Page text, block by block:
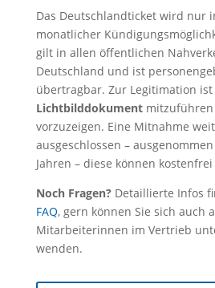
Das Deutschlandticket wird nur
monatlicher
gilt in allen öffentlichen
Deutschland und ist
übertragbar. Zur Legitimation ist
Lichtbilddokumentmitzuführen
vorzuzeigen. Eine Mitnahme
ausgeschlossen –
Jahren – diese können
Noch Fragen?Detaillierte Infos
FAQ, gern können Sie sich auch
Mitarbeiterinnen im Vertrieb
wenden.